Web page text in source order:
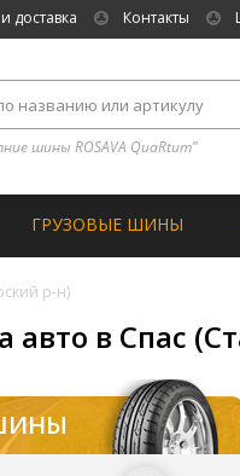
доставка Контакты
шины ROSAVA QuaRtum”
ГРУЗОВЫЕ ШИНЫ
р-н)
в Спас